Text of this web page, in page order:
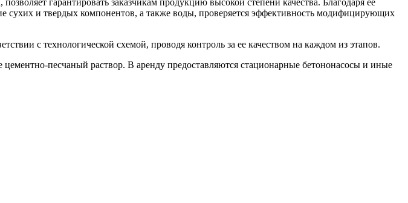
гарантировать заказчикам продукцию высокой степени качества. Благодаря ее
сухих и твердых компонентов, а также воды, проверяется эффективность модифицирующих
с технологической схемой, проводя контроль за ее качеством на каждом из этапов.
песчаный раствор. В аренду предоставляются стационарные бетононасосы и иные